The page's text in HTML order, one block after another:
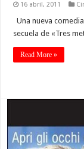
16 abril, 2011
Una nueva
secuela de «Tres
Read More »